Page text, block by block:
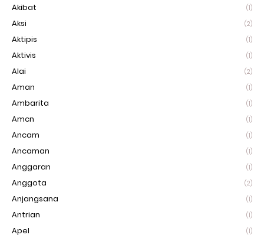
Akibat (1)
Aksi (2)
Aktipis (1)
Aktivis (1)
Alai (2)
Aman (1)
Ambarita (1)
Amcn (1)
Ancam (1)
Ancaman (1)
Anggaran (1)
Anggota (2)
Anjangsana (1)
Antrian (1)
Apel (1)